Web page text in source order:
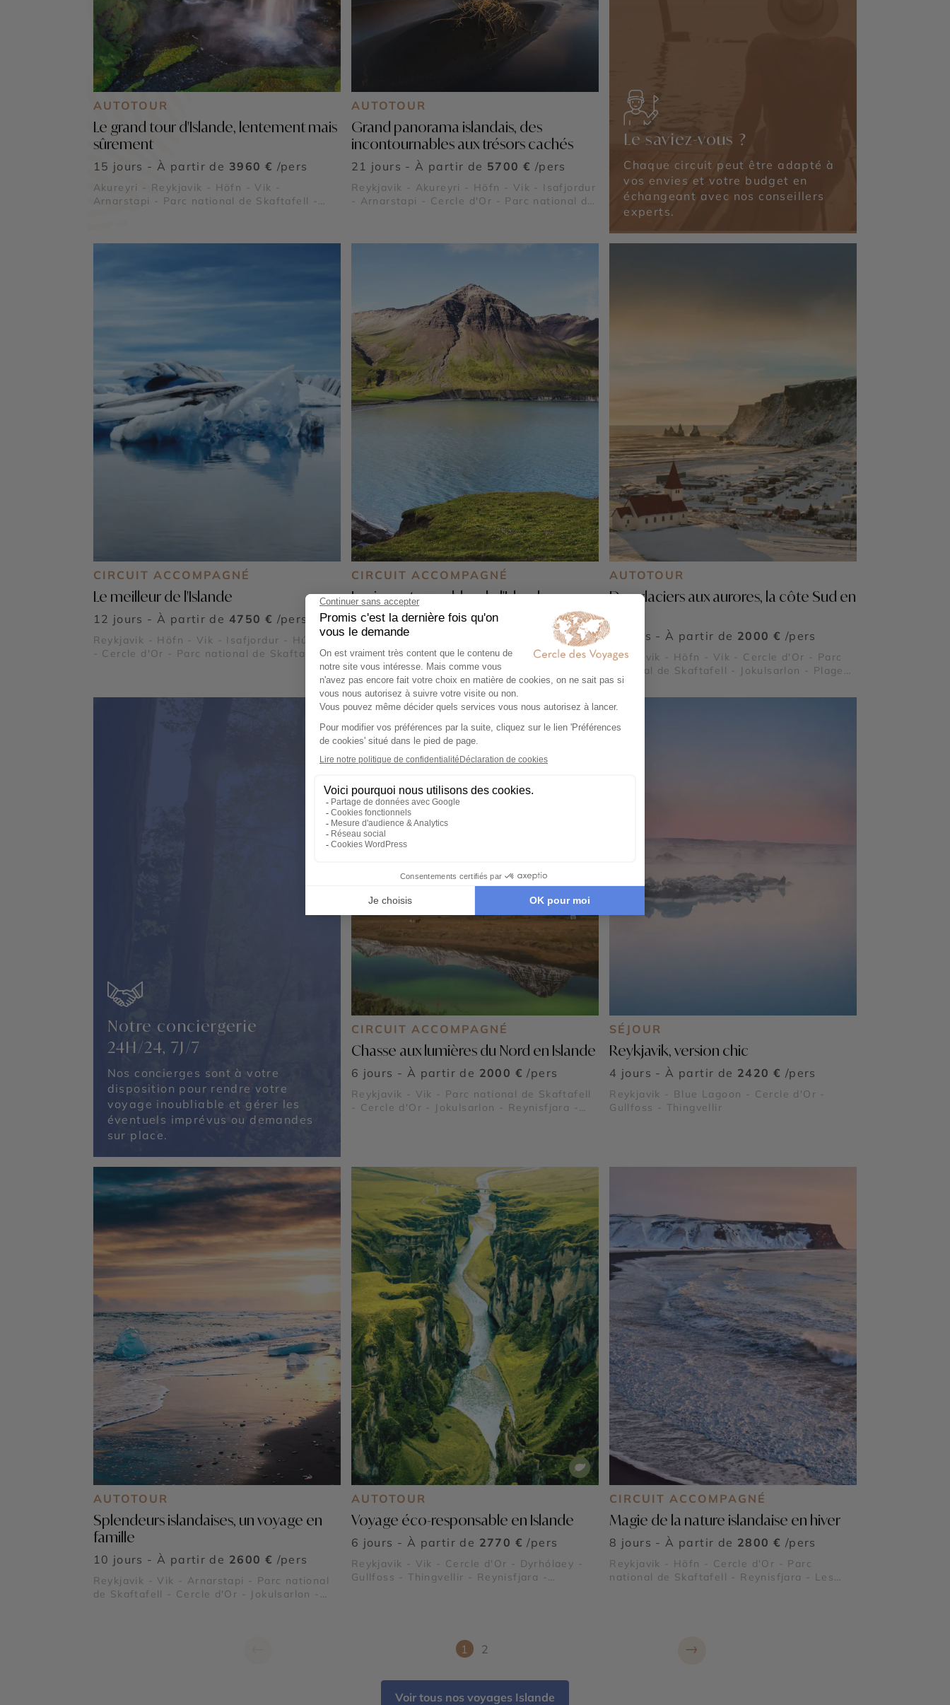
AUTOTOUR
Le grand tour d'Islande, lentement mais
sûrement
15 jours - À partir de 3960 € /pers
Akureyri - Reykjavik - Höfn - Vik -
Arnarstapi - Parc national de Skaftafell -
Thingvellir - Les Îles Vestmann - Plage de
AUTOTOUR
Grand panorama islandais, des
incontournables aux trésors cachés
21 jours - À partir de 5700 € /pers
Reykjavik - Akureyri - Höfn - Vik - Isafjordur
- Arnarstapi - Cercle d'Or - Parc national de
- Dyrhólaey - Gullfoss - Thingvellir - Krafla -
Le saviez-vous ?
Chaque circuit peut être adapté à
vos envies et votre budget en
échangeant avec nos conseillers
experts.
CIRCUIT ACCOMPAGNÉ
Le meilleur de l'Islande
12 jours - À partir de 4750 € /pers
Reykjavik - Höfn - Vik - Isafjordur - Húsavík
- Cercle d'Or - Parc national de Skaftafell -
Látrabjarg - Plage de Diamant - Vatnajökull
CIRCUIT ACCOMPAGNÉ
Les incontournables de l'Islande
8 jours - À partir de2890 € /pers
Akureyri - Reykjavik - Vik - Arnarstapi - Blue
Lagoon - Cercle d'Or - Lac Myvatn - Parc
national de Skaftafell - Jokulsarlon -
Reynisfjara - Vatnajökull - Dyrhólaey -
Gullfoss - Thingvellir
AUTOTOUR
Des glaciers aux aurores, la côte Sud en
8 jours - À partir de 2000 € /pers
Reykjavik - Höfn - Vik - Cercle d'Or - Parc
national de Skaftafell - Jokulsarlon - Plage
de Diamant - Vatnajökull - Dyrhólaey -
Gullfoss - Thingvellir - Reynisfjara
Notre conciergerie
24H/24, 7J/7
Nos concierges sont à votre
disposition pour rendre votre
voyage inoubliable et gérer les
éventuels imprévus ou demandes
sur place.
CIRCUIT ACCOMPAGNÉ
Chasse aux lumières du Nord en Islande
6 jours - À partir de 2000 € /pers
Reykjavik - Vik - Parc national de Skaftafell
- Cercle d'Or - Jokulsarlon - Reynisfjara -
SÉJOUR
Reykjavik, version chic
4 jours - À partir de 2420 € /pers
Reykjavik - Blue Lagoon - Cercle d'Or -
Gullfoss - Thingvellir
AUTOTOUR
Splendeurs islandaises, un voyage en
famille
10 jours - À partir de 2600 € /pers
Reykjavik - Vik - Arnarstapi - Parc national
de Skaftafell - Cercle d'Or - Jokulsarlon -
AUTOTOUR
Voyage éco-responsable en Islande
6 jours - À partir de 2770 € /pers
Reykjavik - Vik - Cercle d'Or - Dyrhólaey -
Gullfoss - Thingvellir - Reynisfjara -
CIRCUIT ACCOMPAGNÉ
Magie de la nature islandaise en hiver
8 jours - À partir de 2800 € /pers
Reykjavik - Höfn - Cercle d'Or - Parc
national de Skaftafell - Reynisfjara - Les
1 2 →
Voir tous nos voyages Islande